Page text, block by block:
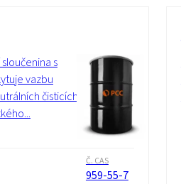
s
vazbu
čisticích
Č. CAS
959-55-7